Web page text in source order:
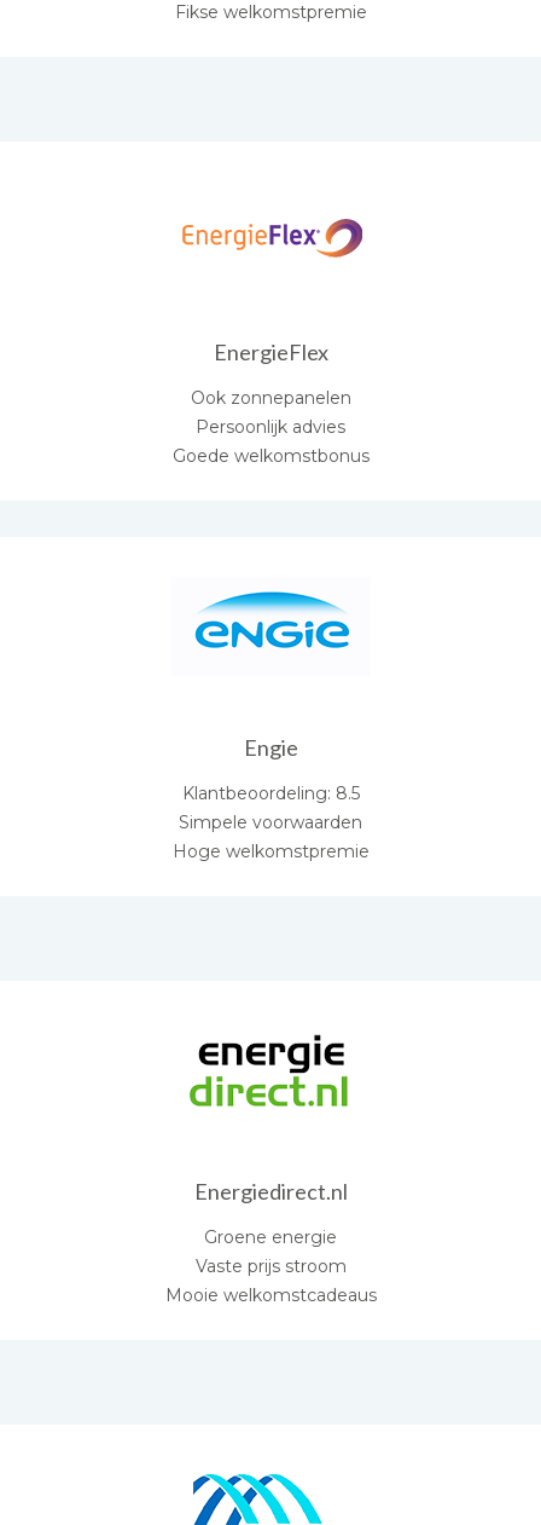
Fikse welkomstpremie
EnergieFlex
Ook zonnepanelen
Persoonlijk advies
Goede welkomstbonus
Engie
Klantbeoordeling: 8.5
Simpele voorwaarden
Hoge welkomstpremie
Energiedirect.nl
Groene energie
Vaste prijs stroom
Mooie welkomstcadeaus